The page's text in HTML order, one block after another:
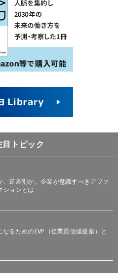
目トピック
、逆差別か。企業が意識すべきアファ
ションとは
るためのEVP（従業員価値提案）と